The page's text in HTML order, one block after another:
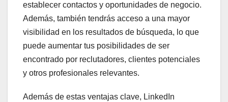
establecer contactos y oportunidades de negocio.
Además, también tendrás acceso a una mayor
visibilidad en los resultados de búsqueda, lo que
puede aumentar tus posibilidades de ser
encontrado por reclutadores, clientes potenciales
y otros profesionales relevantes.
Además de estas ventajas clave, LinkedIn